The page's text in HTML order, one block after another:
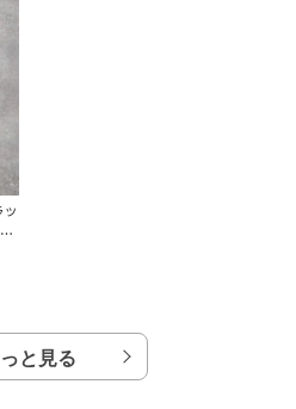
と見る